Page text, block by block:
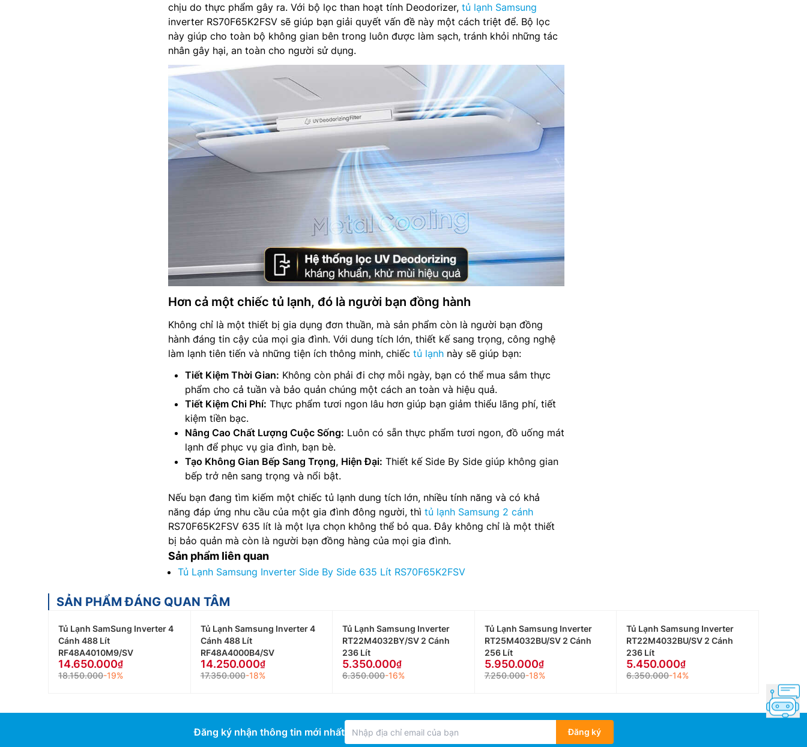
chịu do thực phẩm gây ra. Với bộ lọc than hoạt tính Deodorizer, tủ lạnh Samsung
inverter RS70F65K2FSV sẽ giúp bạn giải quyết vấn đề này một cách triệt để. Bộ lọc
này giúp cho toàn bộ không gian bên trong luôn được làm sạch, tránh khỏi những tác
nhân gây hại, an toàn cho người sử dụng.
Hơn cả một chiếc tủ lạnh, đó là người bạn đồng hành
Không chỉ là một thiết bị gia dụng đơn thuần, mà sản phẩm còn là người bạn đồng
hành đáng tin cậy của mọi gia đình. Với dung tích lớn, thiết kế sang trọng, công nghệ
làm lạnh tiên tiến và những tiện ích thông minh, chiếc tủ lạnh này sẽ giúp bạn:
Tiết Kiệm Thời Gian: Không còn phải đi chợ mỗi ngày, bạn có thể mua sắm thực
phẩm cho cả tuần và bảo quản chúng một cách an toàn và hiệu quả.
Tiết Kiệm Chi Phí: Thực phẩm tươi ngon lâu hơn giúp bạn giảm thiểu lãng phí, tiết
kiệm tiền bạc.
Nâng Cao Chất Lượng Cuộc Sống: Luôn có sẵn thực phẩm tươi ngon, đồ uống mát
lạnh để phục vụ gia đình, bạn bè.
Tạo Không Gian Bếp Sang Trọng, Hiện Đại: Thiết kế Side By Side giúp không gian
bếp trở nên sang trọng và nổi bật.
Nếu bạn đang tìm kiếm một chiếc tủ lạnh dung tích lớn, nhiều tính năng và có khả
năng đáp ứng nhu cầu của một gia đình đông người, thì tủ lạnh Samsung 2 cánh
RS70F65K2FSV 635 lít là một lựa chọn không thể bỏ qua. Đây không chỉ là một thiết
bị bảo quản mà còn là người bạn đồng hàng của mọi gia đình.
Sản phẩm liên quan
Tủ Lạnh Samsung Inverter Side By Side 635 Lít RS70F65K2FSV
SẢN PHẨM ĐÁNG QUAN TÂM
Tủ Lạnh SamSung Inverter 4
Cánh 488 Lít
RF48A4010M9/SV
14.650.000
18.150.000-19%
Tủ Lạnh Samsung Inverter 4
Cánh 488 Lít
RF48A4000B4/SV
14.250.000
17.350.000-18%
Tủ Lạnh Samsung Inverter
RT22M4032BY/SV 2 Cánh
236 Lít
5.350.000
6.350.000-16%
Tủ Lạnh Samsung Inverter
RT25M4032BU/SV 2 Cánh
256 Lít
5.950.000
7.250.000-18%
Tủ Lạnh Samsung Inverter
RT22M4032BU/SV 2 Cánh
236 Lít
5.450.000
6.350.000-14%
Đăng ký nhận thông tin mới nhất Đăng ký